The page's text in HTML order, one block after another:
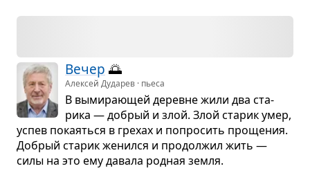
Вечер 🌅
Алексей Дударев · пьеса
В выми­ра­ю­щей деревне жили два ста­
рика — добрый и злой. Злой ста­рик умер,
успев пока­яться в гре­хах и попро­сить про­ще­ния.
Добрый ста­рик женился и про­дол­жил жить —
силы на это ему давала род­ная земля.